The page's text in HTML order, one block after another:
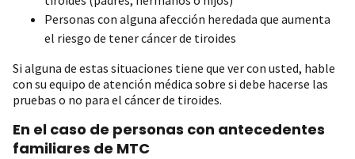
Personas con alguna afección heredada que aumenta
el riesgo de tener cáncer de tiroides
Si alguna de estas situaciones tiene que ver con usted, hable
con su equipo de atención médica sobre si debe hacerse las
pruebas o no para el cáncer de tiroides.
En el caso de personas con antecedentes
familiares de MTC